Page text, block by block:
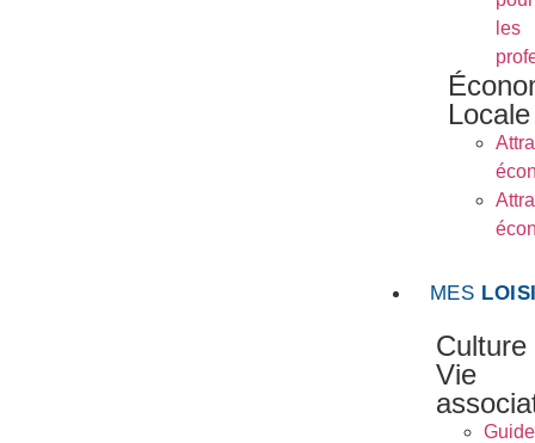
les
Locale
MES
Culture
Vie
Guide